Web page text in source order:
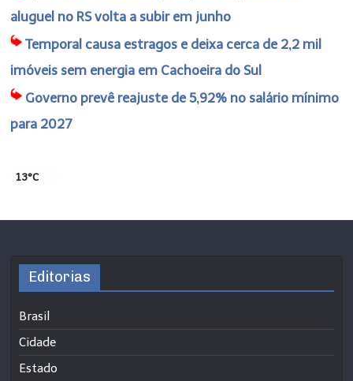
aluguel no RS volta a subir em junho
Temporal causa estragos e deixa cerca de 2,2 mil
imóveis sem energia em Cachoeira do Sul
Governo prevê reajuste de 5,92% no salário mínimo
para 2027
13°C
Editorias
Brasil
Cidade
Estado